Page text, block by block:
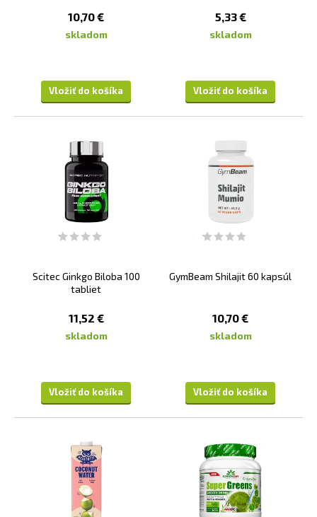
10,70 €
skladom
Vložiť do košíka
5,33 €
skladom
Vložiť do košíka
Scitec Ginkgo Biloba 100
tabliet
11,52 €
skladom
Vložiť do košíka
GymBeam Shilajit 60 kapsúl
10,70 €
skladom
Vložiť do košíka